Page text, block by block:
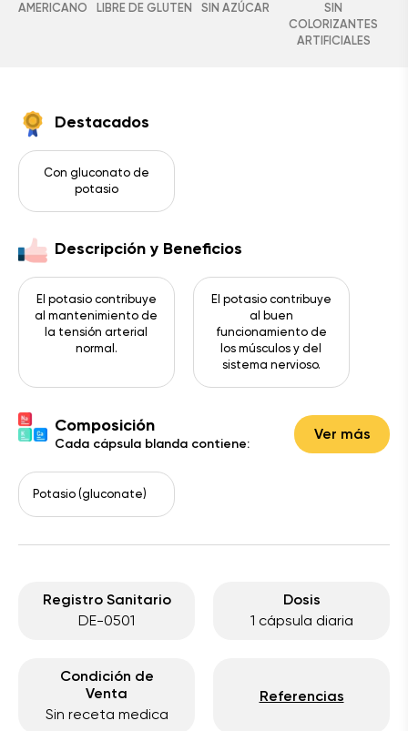
AMERICANO LIBRE DE GLUTEN SIN AZÚCAR
SIN
COLORIZANTES
ARTIFICIALES
Destacados
Con gluconato de
potasio
Descripción y Beneficios
El potasio contribuye
al mantenimiento de
la tensión arterial
normal.
El potasio contribuye
al buen
funcionamiento de
los músculos y del
sistema nervioso.
Composición
Cada cápsula blanda contiene:
Ver más
Potasio (gluconate)
Registro Sanitario
DE-0501
Dosis
1 cápsula diaria
Condición de
Venta
Sin receta medica
Referencias